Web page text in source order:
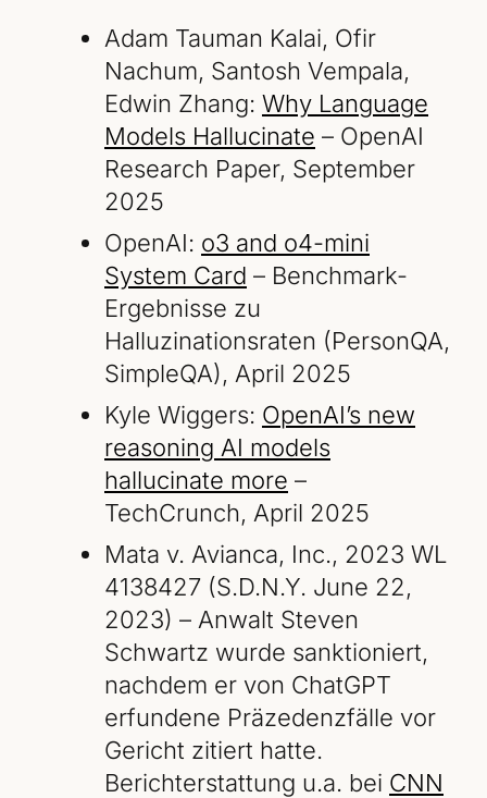
Adam Tauman Kalai, Ofir
Nachum, Santosh Vempala,
Edwin Zhang: Why Language
Models Hallucinate – OpenAI
Research Paper, September
2025
OpenAI: o3 and o4-mini
System Card – Benchmark-
Ergebnisse zu
Halluzinationsraten (PersonQA,
SimpleQA), April 2025
Kyle Wiggers: OpenAI’s new
reasoning AI models
hallucinate more –
TechCrunch, April 2025
Mata v. Avianca, Inc., 2023 WL
4138427 (S.D.N.Y. June 22,
2023) – Anwalt Steven
Schwartz wurde sanktioniert,
nachdem er von ChatGPT
erfundene Präzedenzfälle vor
Gericht zitiert hatte.
Berichterstattung u.a. bei CNN